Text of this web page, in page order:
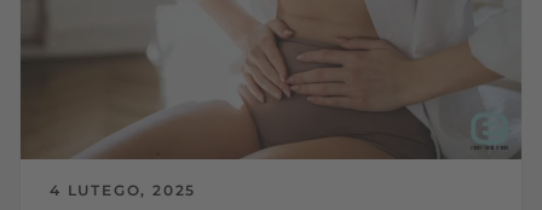
4 LUTEGO, 2025